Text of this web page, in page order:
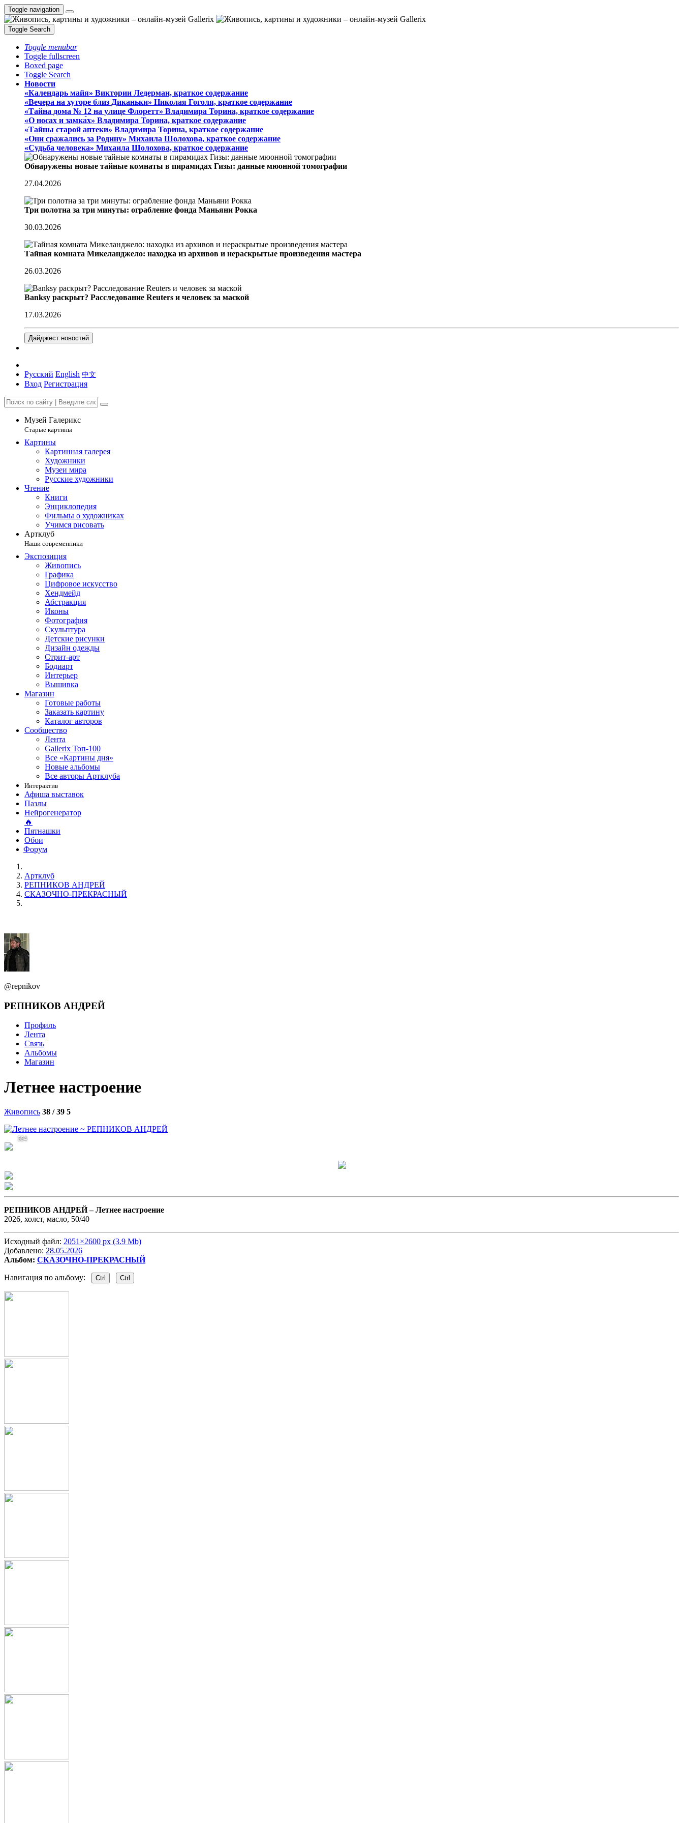
Toggle navigation
Toggle Search
Toggle menubar
Toggle fullscreen
Boxed page
Toggle Search
Новости
«Календарь майя» Виктории Ледерман, краткое содержание
«Вечера на хуторе близ Диканьки» Николая Гоголя, краткое содержание
«Тайна дома № 12 на улице Флоретт» Владимира Торина, краткое содержание
«О носах и замка́х» Владимира Торина, краткое содержание
«Тайны старой аптеки» Владимира Торина, краткое содержание
«Они сражались за Родину» Михаила Шолохова, краткое содержание
«Судьба человека» Михаила Шолохова, краткое содержание
Обнаружены новые тайные комнаты в пирамидах Гизы: данные мюонной томографии
27.04.2026
Три полотна за три минуты: ограбление фонда Маньяни Рокка
30.03.2026
Тайная комната Микеланджело: находка из архивов и нераскрытые произведения мастера
26.03.2026
Banksy раскрыт? Расследование Reuters и человек за маской
17.03.2026
Дайджест новостей
Русский English 中文
Вход Регистрация
Музей Галерикс
Старые картины
Картины
Картинная галерея
Художники
Музеи мира
Русские художники
Чтение
Книги
Энциклопедия
Фильмы о художниках
Учимся рисовать
Артклуб
Наши современники
Экспозиция
Живопись
Графика
Цифровое искусство
Хендмейд
Абстракция
Иконы
Фотография
Скульптура
Детские рисунки
Дизайн одежды
Стрит-арт
Бодиарт
Интерьер
Вышивка
Магазин
Готовые работы
Заказать картину
Каталог авторов
Сообщество
Лента
Gallerix Топ-100
Все «Картины дня»
Новые альбомы
Все авторы Артклуба
Интерактив
Афиша выставок
Пазлы
Нейрогенератор
🔥
Пятнашки
Обои
Форум
Артклуб
РЕПНИКОВ АНДРЕЙ
СКАЗОЧНО-ПРЕКРАСНЫЙ
@repnikov
РЕПНИКОВ АНДРЕЙ
Профиль
Лента
Связь
Альбомы
Магазин
Летнее настроение
Живопись 38 / 39 5
554
РЕПНИКОВ АНДРЕЙ –Летнее настроение
2026, холст, масло, 50/40
Исходный файл: 2051×2600 px (3.9 Mb)
Добавлено: 28.05.2026
Альбом: СКАЗОЧНО-ПРЕКРАСНЫЙ
Навигация по альбому: Ctrl Ctrl